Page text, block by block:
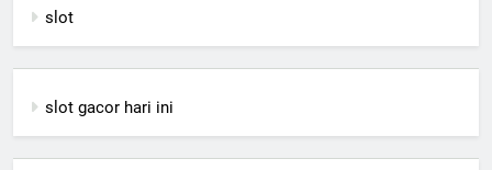
slot
slot gacor hari ini